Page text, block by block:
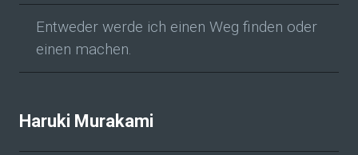
Entweder werde ich einen Weg finden oder
einen machen.
Haruki Murakami